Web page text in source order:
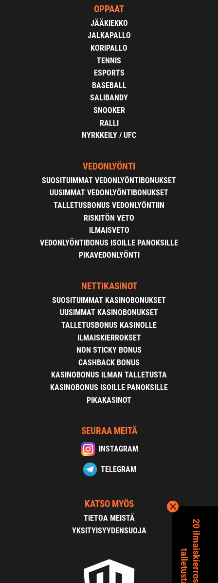
OPPAAT
JÄÄKIEKKO
JALKAPALLO
KORIPALLO
TENNIS
ESPORTS
BASEBALL
SALIBANDY
SNOOKER
RALLI
NYRKKEILY / UFC
VEDONLYÖNTI
SUOSITUIMMAT VEDONLYÖNTIBONUKSET
UUSIMMAT VEDONLYÖNTIBONUKSET
TALLETUSBONUS VEDONLYÖNTIIN
RISKITÖN VETO
ILMAISVETO
VEDONLYÖNTIBONUS ISOILLE PANOKSILLE
PIKAVEDONLYÖNTI
NETTIKASINOT
SUOSITUIMMAT KASINOBONUKSET
UUSIMMAT KASINOBONUKSET
TALLETUSBONUS KASINOLLE
ILMAISKIERROKSET
NON STICKY BONUS
CASHBACK BONUS
KASINOBONUS ILMAN TALLETUSTA
KASINOBONUS ISOILLE PANOKSILLE
PIKAKASINOT
SEURAA MEITÄ
INSTAGRAM
TELEGRAM
KATSO MYÖS
TIETOA MEISTÄ
YKSITYISYYDENSUOJA
i
t